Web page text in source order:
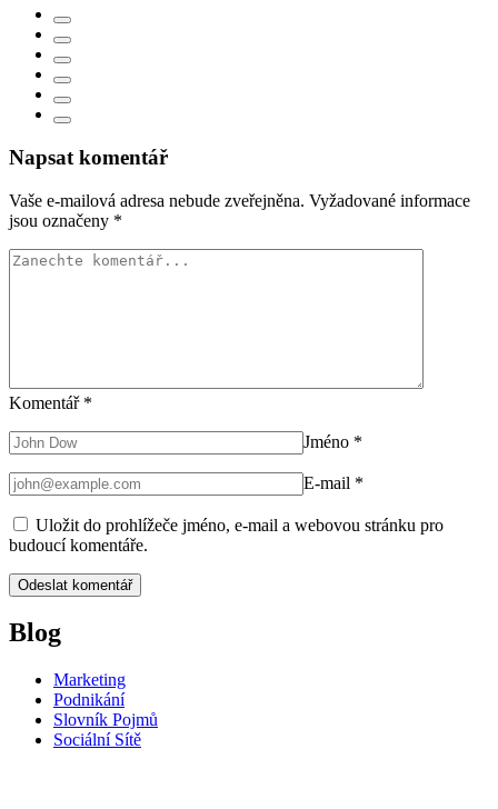
Napsat komentář
Vaše e-mailová adresa nebude zveřejněna. Vyžadované informace
jsou označeny *
Komentář *
Jméno *
E-mail *
Uložit do prohlížeče jméno, e-mail a webovou stránku pro
budoucí komentáře.
Blog
Marketing
Podnikání
Slovník Pojmů
Sociální Sítě